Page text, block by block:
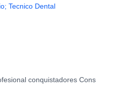
Tecnico Dental
conquistadores Cons